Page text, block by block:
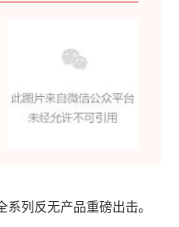
列反无产品重磅出击。